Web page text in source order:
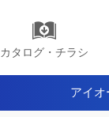
カタログ・チラシ
アイオ